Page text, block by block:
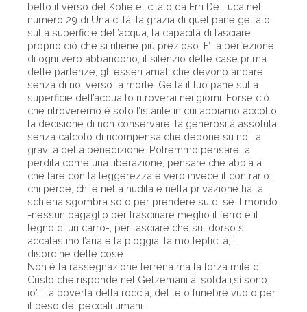
bello il verso del Kohelet citato da Erri De Luca nel
numero 29 di Una città, la grazia di quel pane gettato
sulla superficie dell’acqua, la capacità di lasciare
proprio ciò che si ritiene più prezioso. E’ la perfezione
di ogni vero abbandono, il silenzio delle case prima
delle partenze, gli esseri amati che devono andare
senza di noi verso la morte. Getta il tuo pane sulla
superficie dell’acqua lo ritroverai nei giorni. Forse ciò
che ritroveremo è solo l’istante in cui abbiamo accolto
la decisione di non conservare, la generosità assoluta,
senza calcolo di ricompensa che depone su noi la
gravità della benedizione. Potremmo pensare la
perdita come una liberazione, pensare che abbia a
che fare con la leggerezza è vero invece il contrario:
chi perde, chi è nella nudità e nella privazione ha la
schiena sgombra solo per prendere su di sè il mondo
-nessun bagaglio per trascinare meglio il ferro e il
legno di un carro-, per lasciare che sul dorso si
accatastino l’aria e la pioggia, la molteplicità, il
disordine delle cose.
Non è la rassegnazione terrena ma la forza mite di
Cristo che risponde nel Getzemani ai soldati;sì sono
io”:, la povertà della roccia, del telo funebre vuoto per
il peso dei peccati umani.